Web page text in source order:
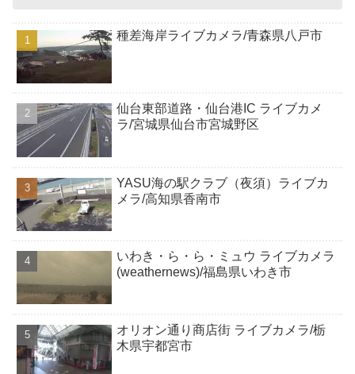
種差海岸ライブカメラ/青森県八戸市
仙台東部道路・仙台港IC ライブカメ
ラ/宮城県仙台市宮城野区
YASU海の駅クラブ（夜須）ライブカ
メラ/高知県香南市
いわき・ら・ら・ミュウ ライブカメラ
(weathernews)/福島県いわき市
オリオン通り商店街 ライブカメラ/栃
木県宇都宮市